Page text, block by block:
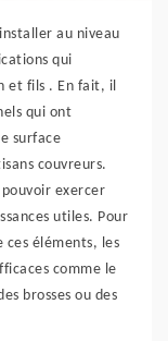
au niveau
qui
et fils . En fait, il
qui ont
surface
couvreurs.
pouvoir exercer
utiles. Pour
ces éléments, les
comme le
brosses ou des